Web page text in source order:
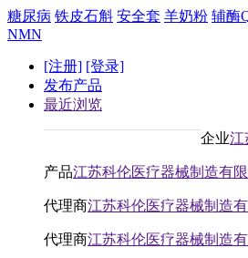
糖尿病 铁皮石斛 安全套 羊奶粉 辅酶
NMN
[注册] [登录]
发布产品
最近浏览
企业江
产品江苏科伦医疗器械制造有限
代理商江苏科伦医疗器械制造
代理商江苏科伦医疗器械制造